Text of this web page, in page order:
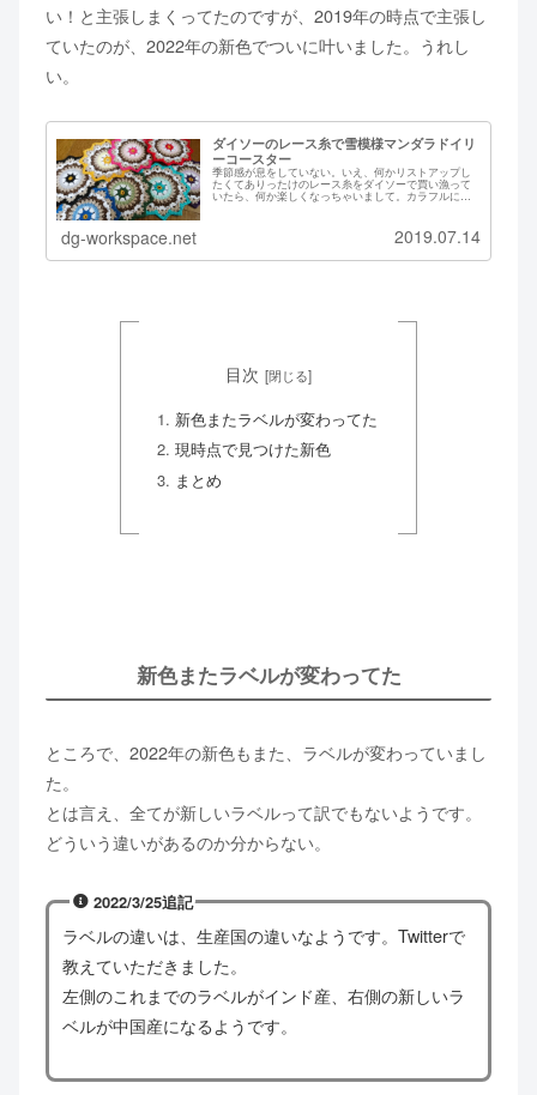
い！と主張しまくってたのですが、2019年の時点で主張し
ていたのが、2022年の新色でついに叶いました。うれし
い。
ダイソーのレース糸で雪模様マンダラドイリ
ーコースター
季節感が息をしていない。いえ、何かリストアップし
たくてありったけのレース糸をダイソーで買い漁って
いたら、何か楽しくなっちゃいまして。カラフルに並
dg-workspace.net 2019.07.14
目次
新色またラベルが変わってた
現時点で見つけた新色
まとめ
新色またラベルが変わってた
ところで、2022年の新色もまた、ラベルが変わっていまし
た。
とは言え、全てが新しいラベルって訳でもないようです。
どういう違いがあるのか分からない。
2022/3/25追記
ラベルの違いは、生産国の違いなようです。Twitterで
教えていただきました。
左側のこれまでのラベルがインド産、右側の新しいラ
ベルが中国産になるようです。